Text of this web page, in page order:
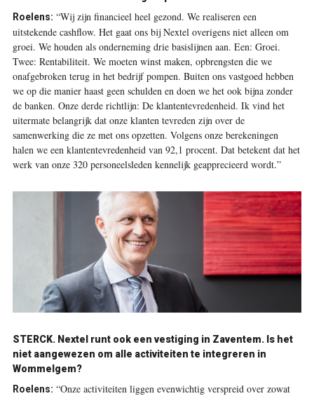
Roelens: “Wij zijn financieel heel gezond. We realiseren een
uitstekende cashflow. Het gaat ons bij Nextel overigens niet alleen om
groei. We houden als onderneming drie basislijnen aan. Een: Groei.
Twee: Rentabiliteit. We moeten winst maken, opbrengsten die we
onafgebroken terug in het bedrijf pompen. Buiten ons vastgoed hebben
we op die manier haast geen schulden en doen we het ook bijna zonder
de banken. Onze derde richtlijn: De klantentevredenheid. Ik vind het
uitermate belangrijk dat onze klanten tevreden zijn over de
samenwerking die ze met ons opzetten. Volgens onze berekeningen
halen we een klantentevredenheid van 92,1 procent. Dat betekent dat het
werk van onze 320 personeelsleden kennelijk geapprecieerd wordt.”
STERCK. Nextel runt ook een vestiging in Zaventem. Is het
niet aangewezen om alle activiteiten te integreren in
Wommelgem?
Roelens: “Onze activiteiten liggen evenwichtig verspreid over zowat